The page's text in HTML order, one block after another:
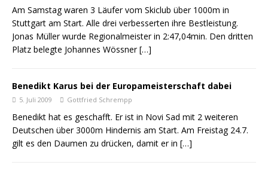
Am Samstag waren 3 Läufer vom Skiclub über 1000m in
Stuttgart am Start. Alle drei verbesserten ihre Bestleistung.
Jonas Müller wurde Regionalmeister in 2:47,04min. Den dritten
Platz belegte Johannes Wössner[…]
Benedikt Karus bei der Europameisterschaft dabei
5. Juli 2009 Gottfried Schrempp
Benedikt hat es geschafft. Er ist in Novi Sad mit 2 weiteren
Deutschen über 3000m Hindernis am Start. Am Freistag 24.7.
gilt es den Daumen zu drücken, damit er in […]